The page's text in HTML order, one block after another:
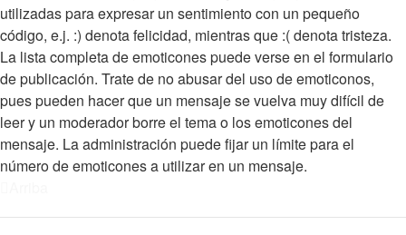
utilizadas para expresar un sentimiento con un pequeño
código, e.j. :) denota felicidad, mientras que :( denota tristeza.
La lista completa de emoticones puede verse en el formulario
de publicación. Trate de no abusar del uso de emoticonos,
pues pueden hacer que un mensaje se vuelva muy difícil de
leer y un moderador borre el tema o los emoticones del
mensaje. La administración puede fijar un límite para el
número de emoticones a utilizar en un mensaje.